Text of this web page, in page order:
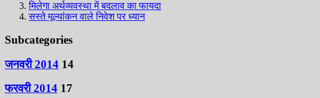
मिलेगा अर्थव्यवस्था में बदलाव का फायदा
सस्ते मूल्यांकन वाले निवेश पर ध्यान
Subcategories
जनवरी 2014 14
फरवरी 2014 17